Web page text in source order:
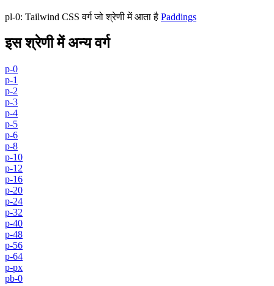
pl-0: Tailwind CSS वर्ग जो श्रेणी में आता है Paddings
इस श्रेणी में अन्य वर्ग
p-0
p-1
p-2
p-3
p-4
p-5
p-6
p-8
p-10
p-12
p-16
p-20
p-24
p-32
p-40
p-48
p-56
p-64
p-px
pb-0